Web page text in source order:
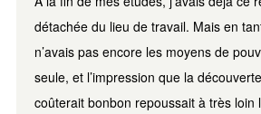
détachée du lieu de travail. Mais en
n’avais pas encore les moyens de
seule, et l’impression que la
coûterait bonbon repoussait à très loin